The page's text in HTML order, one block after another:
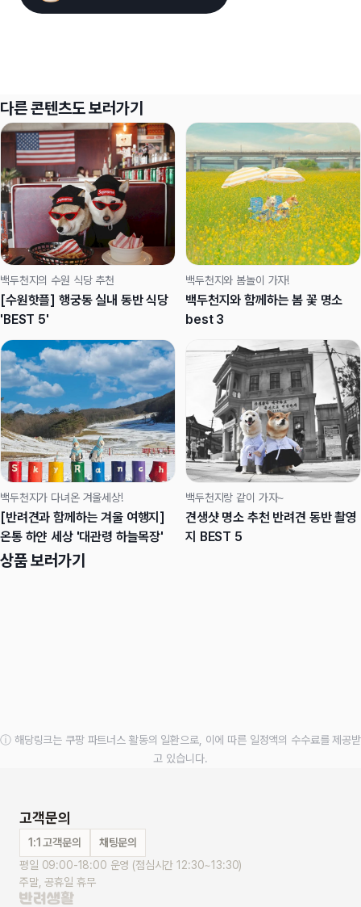
다른 콘텐츠도 보러가기
백두천지의 수원 식당 추천
[수원핫플] 행궁동 실내 동반 식당
'BEST 5'
백두천지와 봄놀이 가자!
백두천지와 함께하는 봄 꽃 명소
best 3
백두천지가 다녀온 겨울세상!
[반려견과 함께하는 겨울 여행지]
온통 하얀 세상 '대관령 하늘목장'
백두천지랑 같이 가자~
견생샷 명소 추천 반려견 동반 촬영
지 BEST 5
상품 보러가기
ⓘ 해당링크는 쿠팡 파트너스 활동의 일환으로, 이에 따른 일정액의 수수료를 제공받
고 있습니다.
고객문의
1:1 고객문의
채팅문의
평일 09:00-18:00 운영 (점심시간 12:30~13:30)
주말, 공휴일 휴무